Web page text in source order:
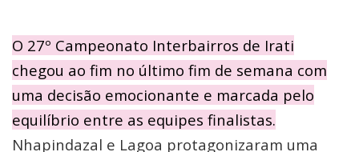
O 27º Campeonato Interbairros de Irati
chegou ao fim no último fim de semana com
uma decisão emocionante e marcada pelo
equilíbrio entre as equipes finalistas.
Nhapindazal e Lagoa protagonizaram uma